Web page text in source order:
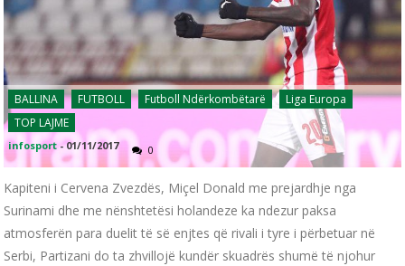
BALLINA FUTBOLL Futboll Ndërkombëtarë
Liga Europa
TOP LAJME
infosport -01/11/2017 0
Kapiteni i Cervena Zvezdës, Miçel Donald me prejardhje nga
Surinami dhe me nënshtetësi holandeze ka ndezur paksa
atmosferën para duelit të së enjtes që rivali i tyre i përbetuar në
Serbi, Partizani do ta zhvillojë kundër skuadrës shumë të njohur